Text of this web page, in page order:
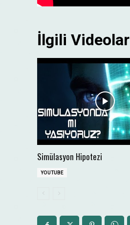
İlgili Videolar
Simülasyon Hipotezi
YOUTUBE